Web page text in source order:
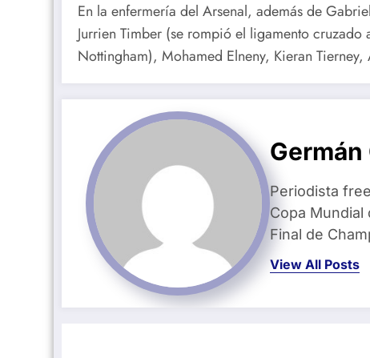
En la enfermería del Arsenal, además de
Jurrien Timber (se rompió el ligamento
Nottingham), Mohamed Elneny, Kieran
Germán
Periodista
Copa Mundial
Final de
View All Posts